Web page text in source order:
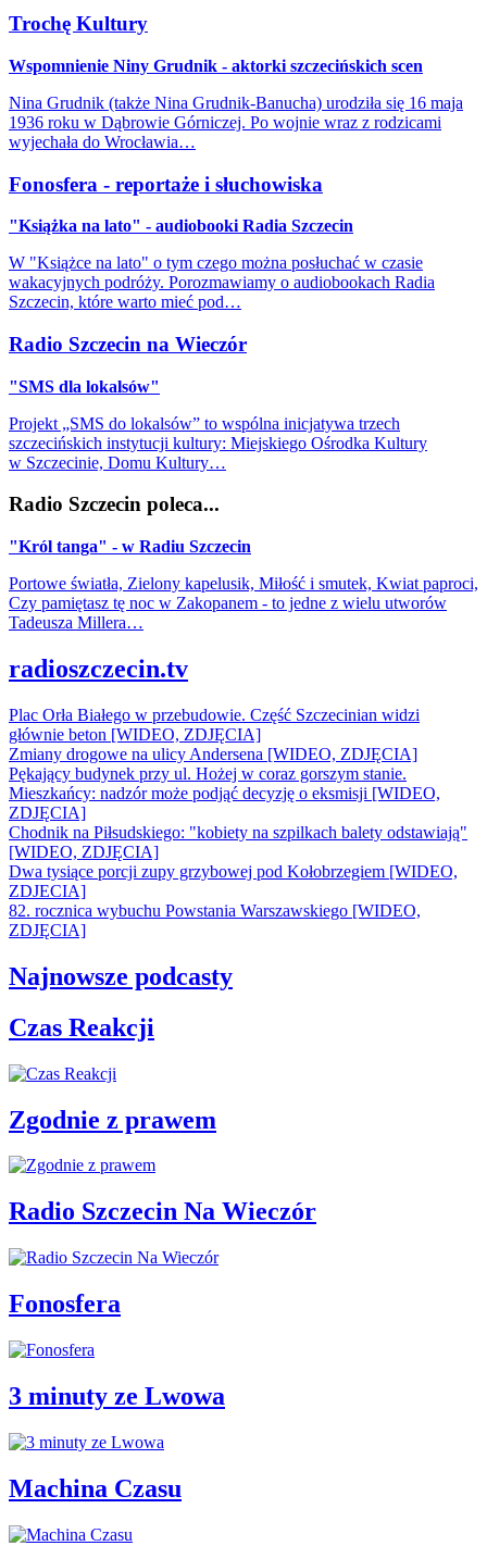
Trochę Kultury
Wspomnienie Niny Grudnik - aktorki szczecińskich scen
Nina Grudnik (także Nina Grudnik-Banucha) urodziła się 16 maja
1936 roku w Dąbrowie Górniczej. Po wojnie wraz z rodzicami
wyjechała do Wrocławia…
Fonosfera - reportaże i słuchowiska
"Książka na lato" - audiobooki Radia Szczecin
W "Książce na lato" o tym czego można posłuchać w czasie
wakacyjnych podróży. Porozmawiamy o audiobookach Radia
Szczecin, które warto mieć pod…
Radio Szczecin na Wieczór
"SMS dla lokalsów"
Projekt „SMS do lokalsów” to wspólna inicjatywa trzech
szczecińskich instytucji kultury: Miejskiego Ośrodka Kultury
w Szczecinie, Domu Kultury…
Radio Szczecin poleca...
"Król tanga" - w Radiu Szczecin
Portowe światła, Zielony kapelusik, Miłość i smutek, Kwiat paproci,
Czy pamiętasz tę noc w Zakopanem - to jedne z wielu utworów
Tadeusza Millera…
radioszczecin.tv
Plac Orła Białego w przebudowie. Część Szczecinian widzi
głównie beton [WIDEO, ZDJĘCIA]
Zmiany drogowe na ulicy Andersena [WIDEO, ZDJĘCIA]
Pękający budynek przy ul. Hożej w coraz gorszym stanie.
Mieszkańcy: nadzór może podjąć decyzję o eksmisji [WIDEO,
ZDJĘCIA]
Chodnik na Piłsudskiego: "kobiety na szpilkach balety odstawiają"
[WIDEO, ZDJĘCIA]
Dwa tysiące porcji zupy grzybowej pod Kołobrzegiem [WIDEO,
ZDJECIA]
82. rocznica wybuchu Powstania Warszawskiego [WIDEO,
ZDJĘCIA]
Najnowsze podcasty
Czas Reakcji
Zgodnie z prawem
Radio Szczecin Na Wieczór
Fonosfera
3 minuty ze Lwowa
Machina Czasu